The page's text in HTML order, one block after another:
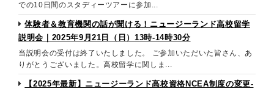
での10日間のスタディーツアーに参加...
体験者＆教育機関の話が聞ける！ニュージーランド高校留学
説明会｜2025年9月21日（日）13時-14時30分
当説明会の受付は終了いたしました。 ご参加いただいた皆さん、あ
りがとうございました。高校留学に関しま...
【2025年最新】ニュージーランド高校資格NCEA制度の変更-